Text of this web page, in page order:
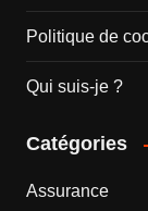
Politique de
Qui suis-je ?
Catégories
Assurance